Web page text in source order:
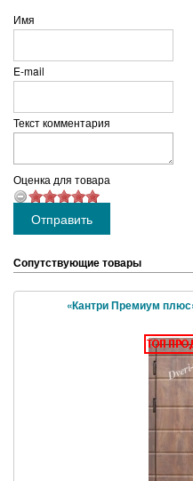
Имя
E-mail
Текст комментария
Оценка для товара
Сопутствующие товары
«Кантри Премиум